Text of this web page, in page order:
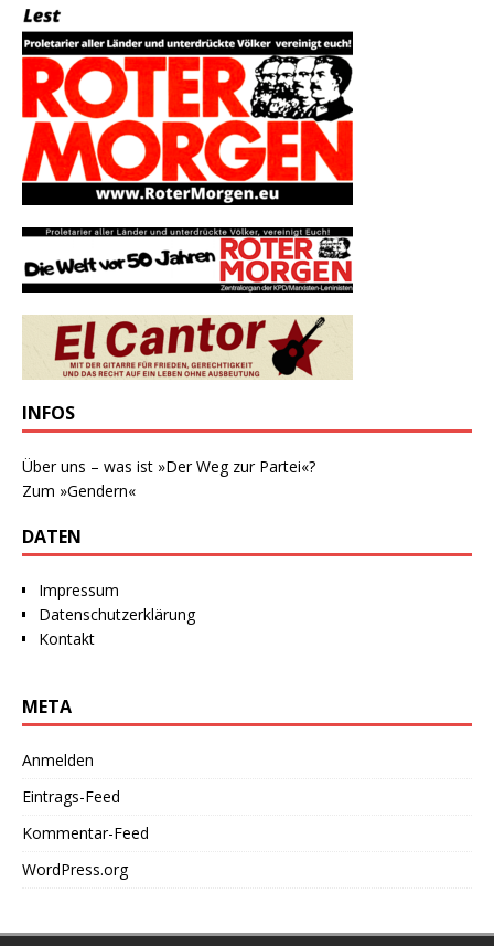
INFOS
Über uns – was ist »Der Weg zur Partei«?
Zum »Gendern«
DATEN
Impressum
Datenschutzerklärung
Kontakt
META
Anmelden
Eintrags-Feed
Kommentar-Feed
WordPress.org